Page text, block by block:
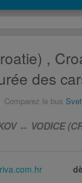
,
des
Comparez le bus
↔ VODICE